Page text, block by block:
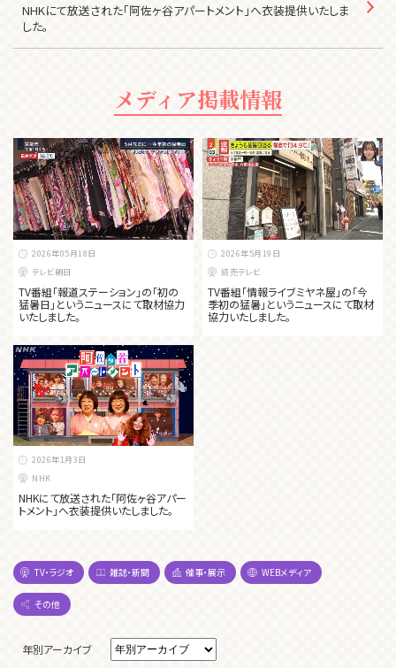
NHKにて放送された「阿佐ヶ谷アパートメント」へ衣装提供いたしま
した。
メディア掲載情報
2026年05月18日
テレビ朝日
TV番組「報道ステーション」の「初の
猛暑日」というニュースにて取材協力
いたしました。
2026年5月19日
読売テレビ
TV番組「情報ライブミヤネ屋」の「今
季初の猛暑」というニュースにて取材
協力いたしました。
2026年1月3日
NHK
NHKにて放送された「阿佐ヶ谷アパー
トメント」へ衣装提供いたしました。
TV・ラジオ 雑誌・新聞 催事・展示 WEBメディア
その他
年別アーカイブ